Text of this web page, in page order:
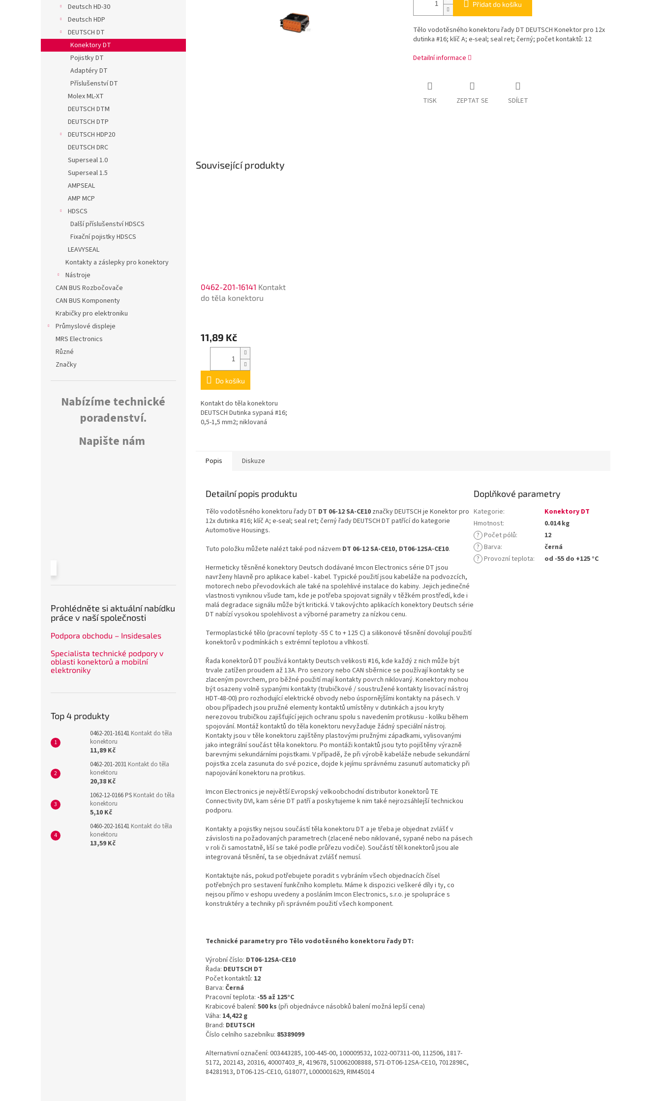
Deutsch HD-30
Deutsch HDP
DEUTSCH DT
Konektory DT
Pojistky DT
Adaptéry DT
Příslušenství DT
Molex ML-XT
DEUTSCH DTM
DEUTSCH DTP
DEUTSCH HDP20
DEUTSCH DRC
Superseal 1.0
Superseal 1.5
AMPSEAL
AMP MCP
HDSCS
Další příslušenství HDSCS
Fixační pojistky HDSCS
LEAVYSEAL
Kontakty a záslepky pro konektory
Nástroje
CAN BUS Rozbočovače
CAN BUS Komponenty
Krabičky pro elektroniku
Průmyslové displeje
MRS Electronics
Různé
Značky
Nabízíme technické
poradenství.
Napište nám
Prohlédněte si aktuální nabídku
práce v naší společnosti
Podpora obchodu – Insidesales
Specialista technické podpory v
oblasti konektorů a mobilní
elektroniky
Top 4 produkty
0462-201-16141 Kontakt do těla
konektoru
11,89 Kč
0462-201-2031 Kontakt do těla
konektoru
20,38 Kč
1062-12-0166 PS Kontakt do těla
konektoru
5,10 Kč
0460-202-16141 Kontakt do těla
konektoru
13,59 Kč
Přidat do košíku
Tělo vodotěsného konektoru řady DT DEUTSCH Konektor pro 12x
dutinka #16; klíč A; e-seal; seal ret; černý; počet kontaktů: 12
Detailní informace
TISK ZEPTAT SE SDÍLET
Související produkty
0462-201-16141 Kontakt
do těla konektoru
11,89 Kč
Do košíku
Kontakt do těla konektoru
DEUTSCH Dutinka sypaná #16;
0,5-1,5 mm2; niklovaná
Popis Diskuze
Detailní popis produktu
Tělo vodotěsného konektoru řady DT DT 06-12 SA-CE10 značky DEUTSCH je Konektor pro
12x dutinka #16; klíč A; e-seal; seal ret; černý řady DEUTSCH DT patřící do kategorie
Automotive Housings.
Tuto položku můžete nalézt také pod názvem DT 06-12 SA-CE10, DT06-12SA-CE10.
Hermeticky těsněné konektory Deutsch dodávané Imcon Electronics série DT jsou
navrženy hlavně pro aplikace kabel - kabel. Typické použití jsou kabeláže na podvozcích,
motorech nebo převodovkách ale také na spolehlivé instalace do kabiny. Jejich jedinečné
vlastnosti vyniknou všude tam, kde je potřeba spojovat signály v těžkém prostředí, kde i
malá degradace signálu může být kritická. V takovýchto aplikacích konektory Deutsch série
DT nabízí vysokou spolehlivost a výborné parametry za nízkou cenu.
Termoplastické tělo (pracovní teploty -55 C to + 125 C) a silikonové těsnění dovolují použití
konektorů v podmínkách s extrémní teplotou a vlhkostí.
Řada konektorů DT používá kontakty Deutsch velikosti #16, kde každý z nich může být
trvale zatížen proudem až 13A. Pro senzory nebo CAN sběrnice se používají kontakty se
zlaceným povrchem, pro běžné použití mají kontakty povrch niklovaný. Konektory mohou
být osazeny volně sypanými kontakty (trubičkové / soustružené kontakty lisovací nástroj
HDT-48-00) pro rozhodující elektrické obvody nebo úspornějšími kontakty na pásech. V
obou případech jsou pružné elementy kontaktů umístěny v dutinkách a jsou kryty
nerezovou trubičkou zajišťující jejich ochranu spolu s navedením protikusu - kolíku během
spojování. Montáž kontaktů do těla konektoru nevyžaduje žádný speciální nástroj.
Kontakty jsou v těle konektoru zajištěny plastovými pružnými západkami, vylisovanými
jako integrální součást těla konektoru. Po montáži kontaktů jsou tyto pojištěny výrazně
barevnými sekundárními pojistkami. V případě, že při výrobě kabeláže nebude sekundární
pojistka zcela zasunuta do své pozice, dojde k jejímu správnému zasunutí automaticky při
napojování konektoru na protikus.
Imcon Electronics je největší Evropský velkoobchodní distributor konektorů TE
Connectivity DVI, kam série DT patří a poskytujeme k nim také nejrozsáhlejší technickou
podporu.
Kontakty a pojistky nejsou součástí těla konektoru DT a je třeba je objednat zvlášť v
závislosti na požadovaných parametrech (zlacené nebo niklované, sypané nebo na pásech
v roli či samostatně, liší se také podle průřezu vodiče). Součástí těl konektorů jsou ale
integrovaná těsnění, ta se objednávat zvlášť nemusí.
Kontaktujte nás, pokud potřebujete poradit s vybráním všech objednacích čísel
potřebných pro sestavení funkčního kompletu. Máme k dispozici veškeré díly i ty, co
nejsou přímo v eshopu uvedeny a posláním Imcon Electronics, s.r.o. je spolupráce s
konstruktéry a techniky při správném použití všech komponent.
Technické parametry pro Tělo vodotěsného konektoru řady DT:
Výrobní číslo: DT06-12SA-CE10
Řada: DEUTSCH DT
Počet kontaktů: 12
Barva: Černá
Pracovní teplota: -55 až 125°C
Krabicové balení: 500 ks (při objednávce násobků balení možná lepší cena)
Váha: 14,422 g
Brand: DEUTSCH
Číslo celního sazebníku: 85389099
Alternativní označení: 003443285, 100-445-00, 100009532, 1022-007311-00, 112506, 1817-
5172, 202143, 20316, 40007403_R, 419678, 510062008888, 571-DT06-12SA-CE10, 7012898C,
84281913, DT06-12S-CE10, G18077, L000001629, RIM45014
Doplňkové parametry
Kategorie:
Konektory DT
Hmotnost:
0.014 kg
? Počet pólů:
12
? Barva:
černá
? Provozní teplota: od -55 do +125 °C